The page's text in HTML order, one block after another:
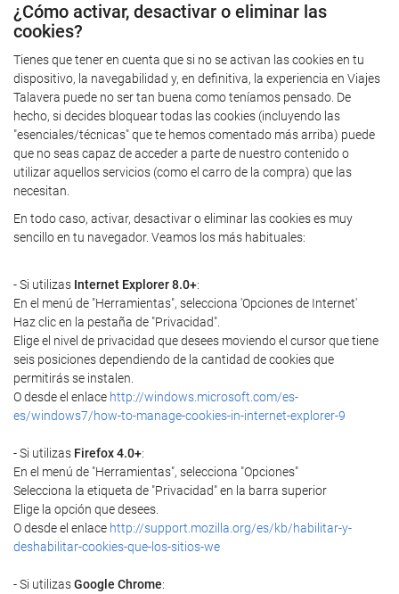
¿Cómo activar, desactivar o eliminar las
cookies?
Tienes que tener en cuenta que si no se activan las cookies en tu
dispositivo, la navegabilidad y, en definitiva, la experiencia en Viajes
Talavera puede no ser tan buena como teníamos pensado. De
hecho, si decides bloquear todas las cookies (incluyendo las
"esenciales/técnicas" que te hemos comentado más arriba) puede
que no seas capaz de acceder a parte de nuestro contenido o
utilizar aquellos servicios (como el carro de la compra) que las
necesitan.
En todo caso, activar, desactivar o eliminar las cookies es muy
sencillo en tu navegador. Veamos los más habituales:
- Si utilizas Internet Explorer 8.0+:
En el menú de "Herramientas", selecciona 'Opciones de Internet'
Haz clic en la pestaña de "Privacidad".
Elige el nivel de privacidad que desees moviendo el cursor que tiene
seis posiciones dependiendo de la cantidad de cookies que
permitirás se instalen.
O desde el enlace http://windows.microsoft.com/es-
es/windows7/how-to-manage-cookies-in-internet-explorer-9
- Si utilizas Firefox 4.0+:
En el menú de "Herramientas", selecciona "Opciones"
Selecciona la etiqueta de "Privacidad" en la barra superior
Elige la opción que desees.
O desde el enlace http://support.mozilla.org/es/kb/habilitar-y-
deshabilitar-cookies-que-los-sitios-we
- Si utilizasGoogle Chrome: